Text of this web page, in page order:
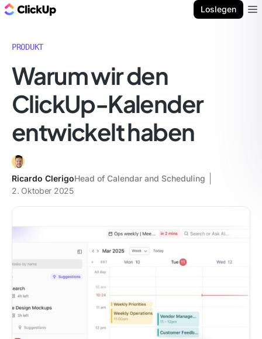
Loslegen
PRODUKT
Warum wir den
ClickUp-Kalender
entwickelt haben
Ricardo ClerigoHead of Calendar and Scheduling
2. Oktober 2025